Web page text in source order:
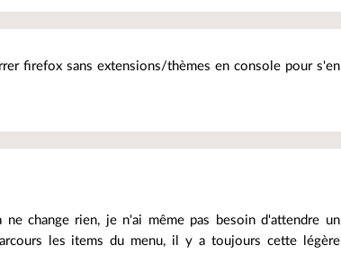
firefox sans extensions/thèmes en console pour s'en
change rien, je n'ai même pas besoin d'attendre un
les items du menu, il y a toujours cette légère